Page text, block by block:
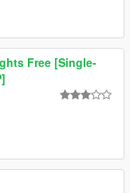
Free [Single-